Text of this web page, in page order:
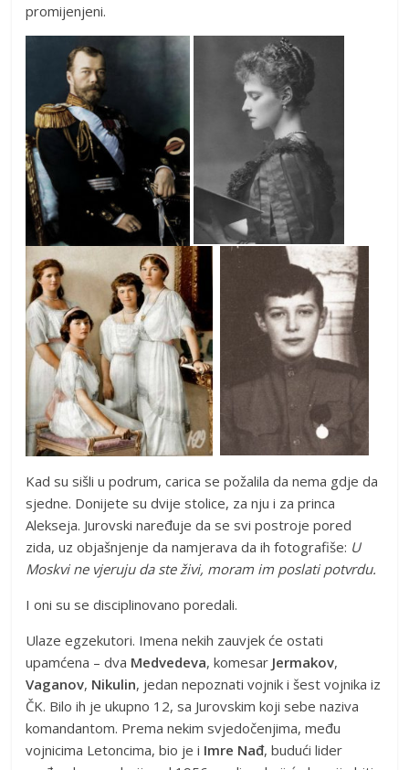
promijenjeni.
Kad su sišli u podrum, carica se požalila da nema gdje da
sjedne. Donijete su dvije stolice, za nju i za princa
Alekseja. Jurovski naređuje da se svi postroje pored
zida, uz objašnjenje da namjerava da ih fotografiše: U
Moskvi ne vjeruju da ste živi, moram im poslati potvrdu.
I oni su se disciplinovano poredali.
Ulaze egzekutori. Imena nekih zauvjek će ostati
upamćena – dva Medvedeva, komesar Jermakov,
Vaganov, Nikulin, jedan nepoznati vojnik i šest vojnika iz
ČK. Bilo ih je ukupno 12, sa Jurovskim koji sebe naziva
komandantom. Prema nekim svjedočenjima, među
vojnicima Letoncima, bio je i Imre Nađ, budući lider